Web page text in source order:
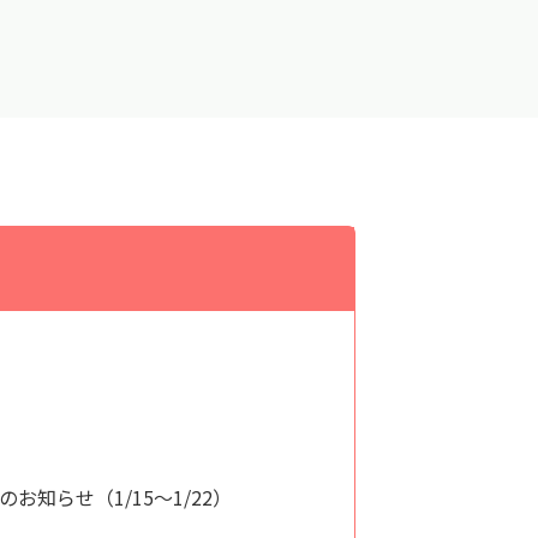
知らせ（1/15～1/22）